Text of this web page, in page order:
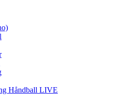
Håndball LIVE